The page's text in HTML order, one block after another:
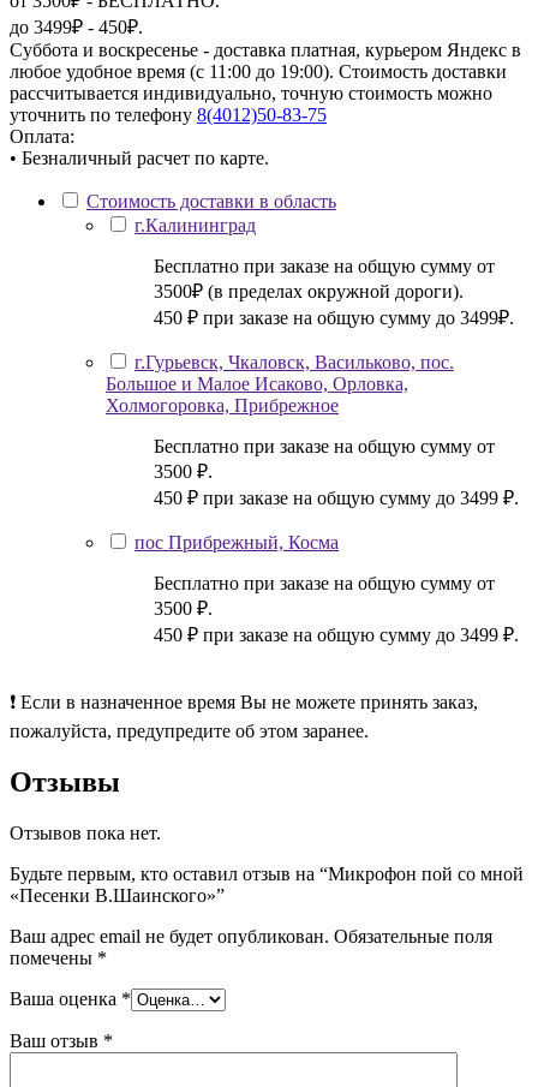
до 3499₽ - 450₽.
Суббота и воскресенье - доставка платная, курьером Яндекс в
любое удобное время (с 11:00 до 19:00). Стоимость доставки
рассчитывается индивидуально, точную стоимость можно
уточнить по телефону 8(4012)50-83-75
Оплата:
• Безналичный расчет по карте.
Стоимость доставки в область
г.Калининград
Бесплатно при заказе на общую сумму от
3500₽ (в пределах окружной дороги).
450 ₽ при заказе на общую сумму до 3499₽.
г.Гурьевск, Чкаловск, Васильково, пос.
Большое и Малое Исаково, Орловка,
Холмогоровка, Прибрежное
Бесплатно при заказе на общую сумму от
3500 ₽.
450 ₽ при заказе на общую сумму до 3499 ₽.
пос Прибрежный, Косма
Бесплатно при заказе на общую сумму от
3500 ₽.
450 ₽ при заказе на общую сумму до 3499 ₽.
❗ Если в назначенное время Вы не можете принять заказ,
пожалуйста, предупредите об этом заранее.
Отзывы
Отзывов пока нет.
Будьте первым, кто оставил отзыв на “Микрофон пой со мной
«Песенки В.Шаинского»”
Ваш адрес email не будет опубликован. Обязательные поля
помечены *
Ваша оценка *
Ваш отзыв *